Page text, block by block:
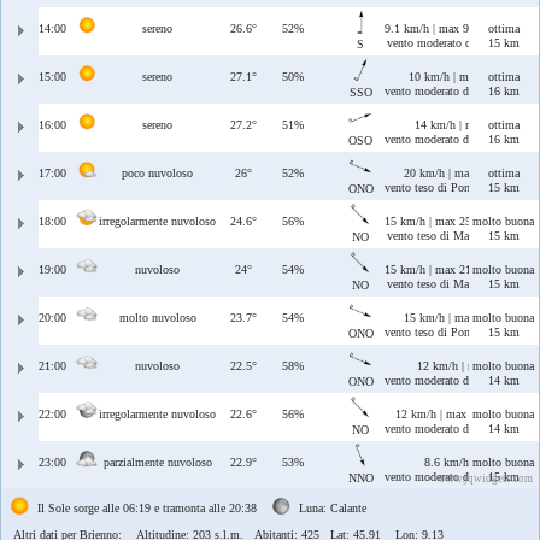
14:00 sereno 26.6°
52%
S
9.1 km/h | max 9.1 km/h
vento moderato di Ostro
ottima
15 km
15:00 sereno 27.1°
50%
SSO
10 km/h | max 10 km/h
vento moderato di Ostro/
ottima
16 km
16:00 sereno 27.2°
51%
OSO
14 km/h | max 16 km/h
vento moderato di Libeccio/
ottima
16 km
17:00 poco nuvoloso 26°
52%
ONO
20 km/h | max 22 km/h
vento teso di Ponente/Maestrale
ottima
15 km
18:00 irregolarmente nuvoloso 24.6°
56%
NO
15 km/h | max 25 km/h
vento teso di Maestrale
molto buona
15 km
19:00 nuvoloso 24°
54%
NO
15 km/h | max 21 km/h
vento teso di Maestrale
molto buona
15 km
20:00 molto nuvoloso 23.7°
54%
ONO
15 km/h | max 26 km/h
vento teso di Ponente/Maestrale
molto buona
15 km
21:00 nuvoloso 22.5°
58%
ONO
12 km/h | max 22 km/h
vento moderato di Ponente/
molto buona
14 km
22:00 irregolarmente nuvoloso 22.6°
56%
NO
12 km/h | max 21 km/h
vento moderato di Maestrale
molto buona
14 km
23:00 parzialmente nuvoloso 22.9°
53%
NNO
8.6 km/h | max 15 km/
vento moderato di Maestrale/
molto buona
15 km
www.jqwidgets.com
Il Sole sorge alle 06:19 e tramonta alle 20:38
Luna: Calante
Altri dati per Brienno: Altitudine: 203 s.l.m. Abitanti: 425 Lat: 45.91 Lon: 9.13